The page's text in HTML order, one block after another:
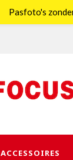
ACCESSOIRES
Pasfoto's